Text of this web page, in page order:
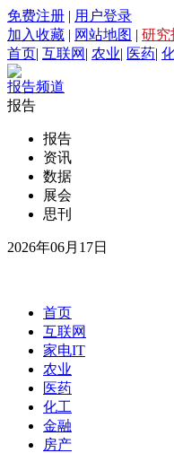
免费注册 | 用户登录
加入收藏 | 网站地图 | 研究
首页| 互联网 | 农业| 医药|
报告频道
报告
报告
资讯
数据
展会
思刊
2026年06月17日
首页
互联网
家电IT
农业
医药
化工
金融
房产